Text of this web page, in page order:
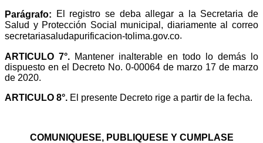
Parágrafo:
El registro se deba allegar a la Secretaria de
Salud y Protección Social municipal, diariamente al correo
secretariasaludapurificacion-tolima.gov.co.
ARTICULO 7°. Mantener inalterable en todo lo demás lo
dispuesto en el Decreto No. 0-00064 de marzo 17 de marzo
de 2020.
ARTICULO 8°. El presente Decreto rige a partir de la fecha.
COMUNIQUESE, PUBLIQUESE Y CUMPLASE